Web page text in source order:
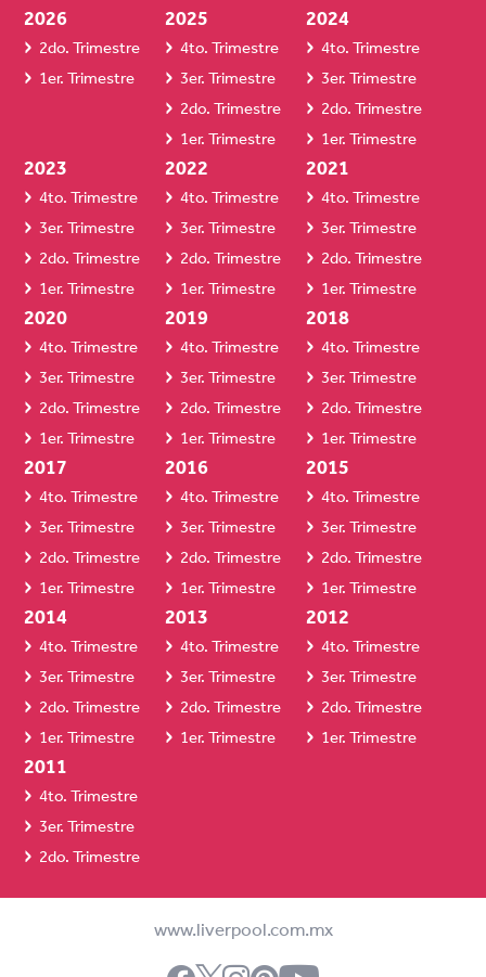
2026
2do. Trimestre
1er. Trimestre
2025
4to. Trimestre
3er. Trimestre
2do. Trimestre
1er. Trimestre
2024
4to. Trimestre
3er. Trimestre
2do. Trimestre
1er. Trimestre
2023
4to. Trimestre
3er. Trimestre
2do. Trimestre
1er. Trimestre
2022
4to. Trimestre
3er. Trimestre
2do. Trimestre
1er. Trimestre
2021
4to. Trimestre
3er. Trimestre
2do. Trimestre
1er. Trimestre
2020
4to. Trimestre
3er. Trimestre
2do. Trimestre
1er. Trimestre
2019
4to. Trimestre
3er. Trimestre
2do. Trimestre
1er. Trimestre
2018
4to. Trimestre
3er. Trimestre
2do. Trimestre
1er. Trimestre
2017
4to. Trimestre
3er. Trimestre
2do. Trimestre
1er. Trimestre
2016
4to. Trimestre
3er. Trimestre
2do. Trimestre
1er. Trimestre
2015
4to. Trimestre
3er. Trimestre
2do. Trimestre
1er. Trimestre
2014
4to. Trimestre
3er. Trimestre
2do. Trimestre
1er. Trimestre
2013
4to. Trimestre
3er. Trimestre
2do. Trimestre
1er. Trimestre
2012
4to. Trimestre
3er. Trimestre
2do. Trimestre
1er. Trimestre
2011
4to. Trimestre
3er. Trimestre
2do. Trimestre
www.liverpool.com.mx